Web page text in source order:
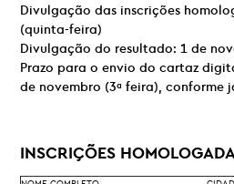
Divulgação das inscrições
(quinta-feira)
Divulgação do resultado: 1 de
Prazo para o envio do cartaz
de novembro (3ª feira), conforme
INSCRIÇÕES